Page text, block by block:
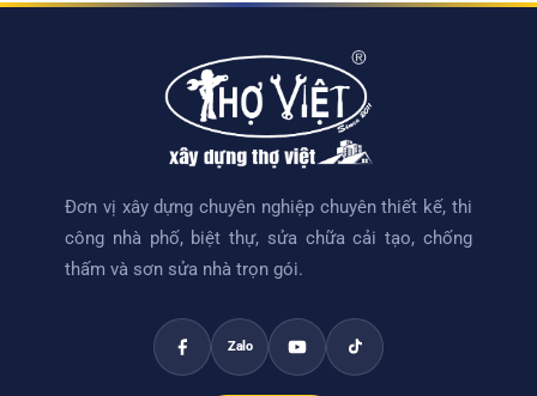
Đơn vị xây dựng chuyên nghiệp chuyên thiết kế, thi
công nhà phố, biệt thự, sửa chữa cải tạo, chống
thấm và sơn sửa nhà trọn gói.
Zalo